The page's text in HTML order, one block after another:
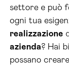
settore e può
ogni tua
realizzazione
azienda? Hai
possano